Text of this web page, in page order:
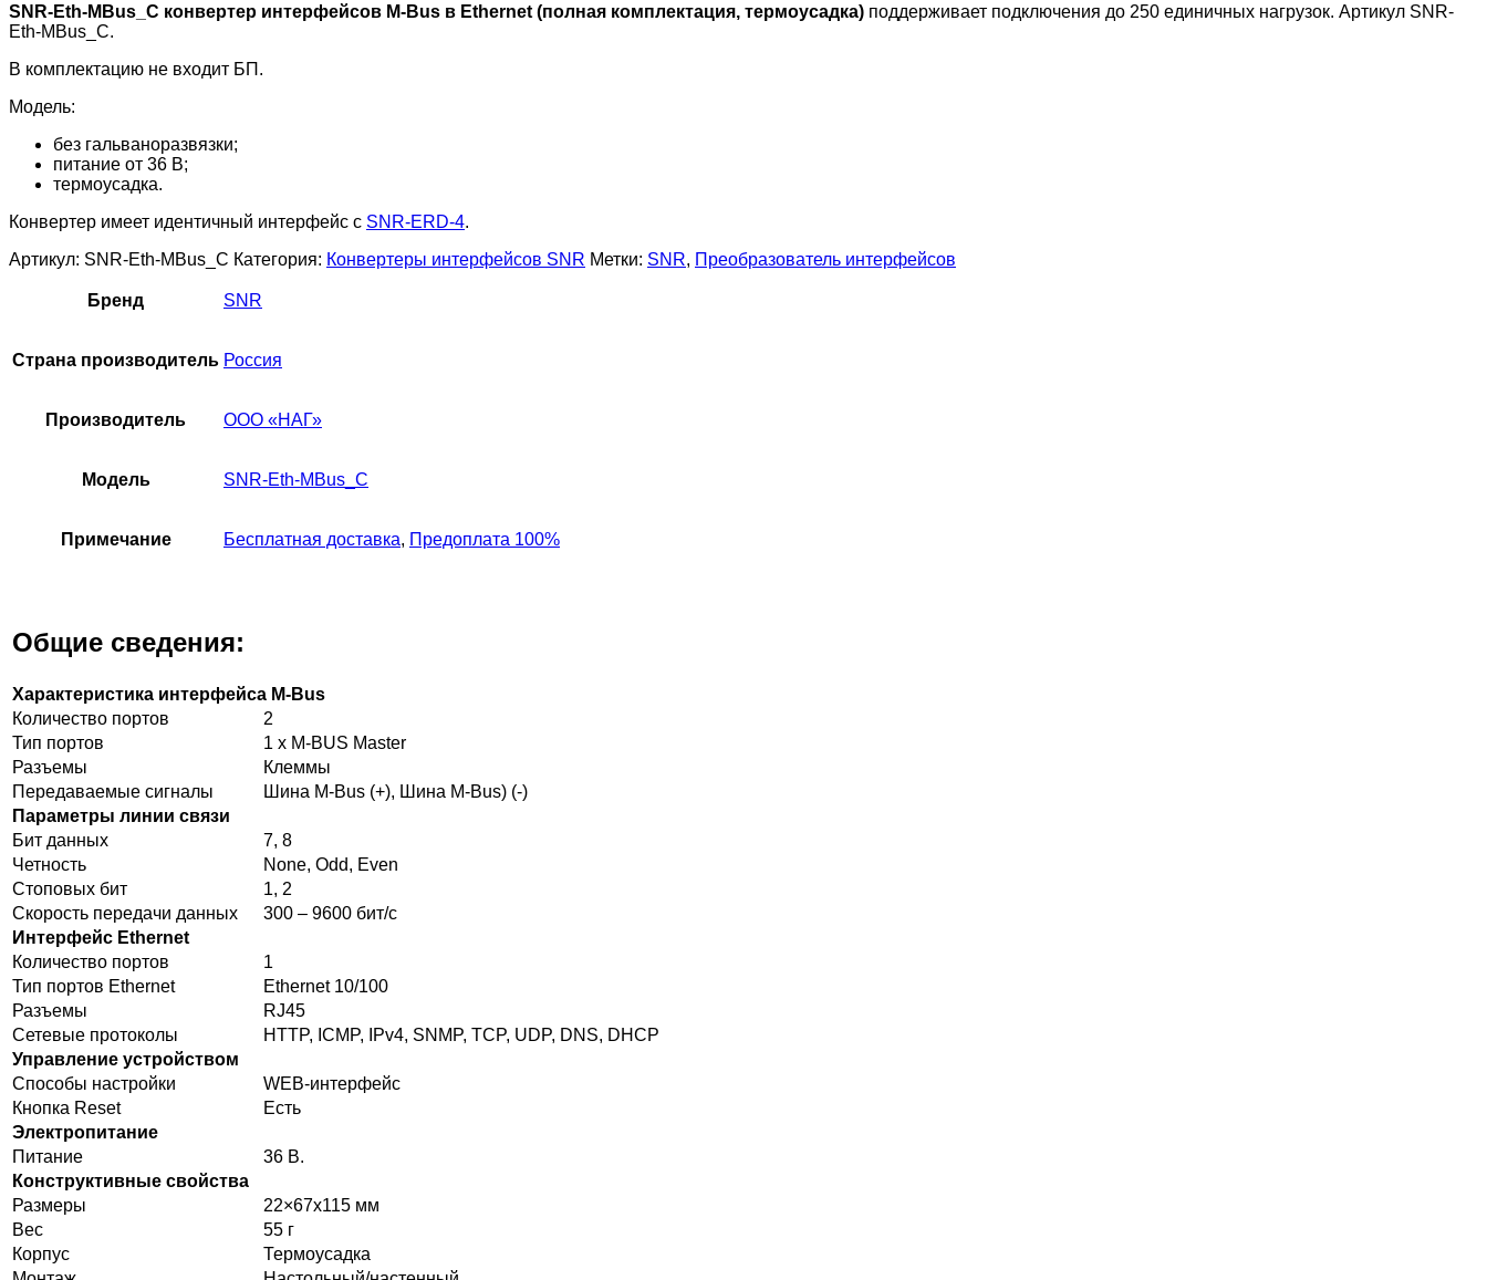
SNR-Eth-MBus_С конвертер интерфейсов M-Bus в Ethernet (полная комплектация, термоусадка) поддерживает подключения до 250 единичных нагрузок. Артикул SNR-
Eth-MBus_С.
В комплектацию не входит БП.
Модель:
без гальваноразвязки;
питание от 36 В;
термоусадка.
Конвертер имеет идентичный интерфейс с SNR-ERD-4.
Артикул: SNR-Eth-MBus_С Категория: Конвертеры интерфейсов SNR Метки: SNR, Преобразователь интерфейсов
Бренд SNR
Страна производитель Россия
Производитель ООО «НАГ»
Модель SNR-Eth-MBus_С
Примечание Бесплатная доставка, Предоплата 100%
Общие сведения:
Характеристика интерфейса M-Bus
Количество портов
2
Тип портов
1 x M-BUS Master
Разъемы
Клеммы
Передаваемые сигналы
Шина M-Bus (+), Шина M-Bus) (-)
Параметры линии связи
Бит данных
7, 8
Четность
None, Odd, Even
Стоповых бит
1, 2
Скорость передачи данных
300 – 9600 бит/c
Интерфейс Ethernet
Количество портов
1
Тип портов Ethernet
Ethernet 10/100
Разъемы
RJ45
Сетевые протоколы
HTTP, ICMP, IPv4, SNMP, TCP, UDP, DNS, DHCP
Управление устройством
Способы настройки
WEB-интерфейс
Кнопка Reset
Есть
Электропитание
Питание
36 В.
Конструктивные свойства
Размеры
22×67х115 мм
Вес
55 г
Корпус
Термоусадка